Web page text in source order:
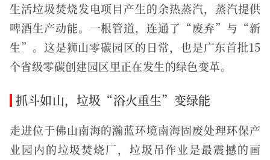
生活垃圾焚烧发电项目产生的余热蒸汽，蒸汽提供
啤酒生产动能。一根管道，连通了“废弃”与“新
生”。这是狮山零碳园区的日常，也是广东首批15
个省级零碳创建园区里正在发生的绿色变革。
抓斗如山，垃圾“浴火重生”变绿能
走进位于佛山南海的瀚蓝环境南海固废处理环保产
业园内的垃圾焚烧厂，垃圾吊作业是最震撼的画